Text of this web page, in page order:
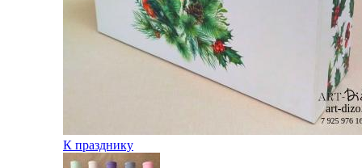
К празднику